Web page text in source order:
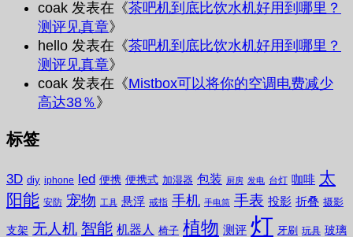
coak 发表在《茶吧机到底比饮水机好用到哪里？
测评见真章》
hello 发表在《茶吧机到底比饮水机好用到哪里？
测评见真章》
coak 发表在《Mistbox可以将你的空调电费减少
高达38％ 》
标签
3D diy iphone led 便携 便携式 加湿器 包装 厨房 发电 台灯 咖啡 太
阳能 安防 宠物 工具 悬浮 戒指 手机 手电筒 手表 投影 折叠 摄影
支架 无人机 智能 机器人 椅子 植物 测评 灯 牙刷 玩具 玻璃